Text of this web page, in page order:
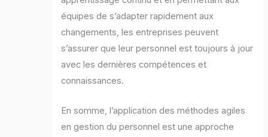
équipes de s’adapter rapidement aux
changements, les entreprises peuvent
s’assurer que leur personnel est toujours à jour
avec les dernières compétences et
connaissances.
En somme, l’application des méthodes agiles
en gestion du personnel est une approche